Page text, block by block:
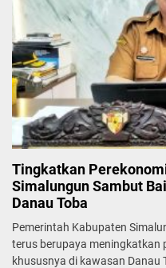
Tingkatkan
Simalungun Sambut
Danau Toba
Pemerintah Kabupaten
terus berupaya meningkatkan
khususnya di kawasan Danau